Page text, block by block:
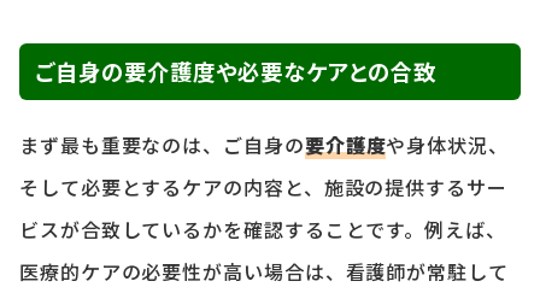
ご自身の要介護度や必要なケアとの合致
まず最も重要なのは、ご自身の要介護度や身体状況、
そして必要とするケアの内容と、施設の提供するサー
ビスが合致しているかを確認することです。例えば、
医療的ケアの必要性が高い場合は、看護師が常駐して